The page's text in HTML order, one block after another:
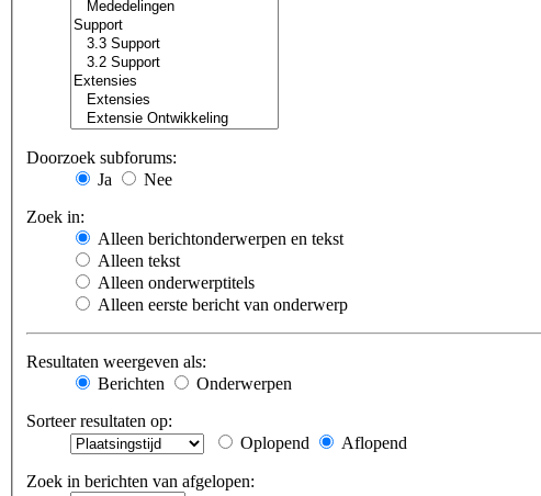
Doorzoek subforums:
Ja
Nee
Zoek in:
Alleen berichtonderwerpen en tekst
Alleen tekst
Alleen onderwerptitels
Alleen eerste bericht van onderwerp
Resultaten weergeven als:
Berichten
Onderwerpen
Sorteer resultaten op:
Oplopend
Aflopend
Zoek in berichten van afgelopen: